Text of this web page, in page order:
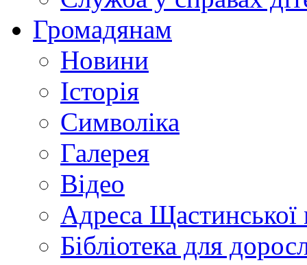
Громадянам
Новини
Історія
Символіка
Галерея
Відео
Адреса Щастинської
Бібліотека для